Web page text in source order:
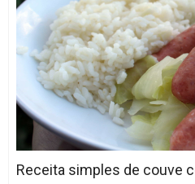
Receita simples de couve